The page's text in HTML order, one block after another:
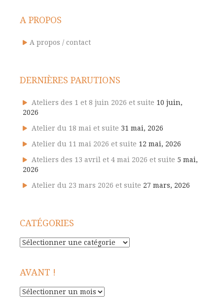
A PROPOS
A propos / contact
DERNIÈRES PARUTIONS
Ateliers des 1 et 8 juin 2026 et suite 10 juin,
2026
Atelier du 18 mai et suite 31 mai, 2026
Atelier du 11 mai 2026 et suite 12 mai, 2026
Ateliers des 13 avril et 4 mai 2026 et suite 5 mai,
2026
Atelier du 23 mars 2026 et suite 27 mars, 2026
CATÉGORIES
Catégories
AVANT !
Avant